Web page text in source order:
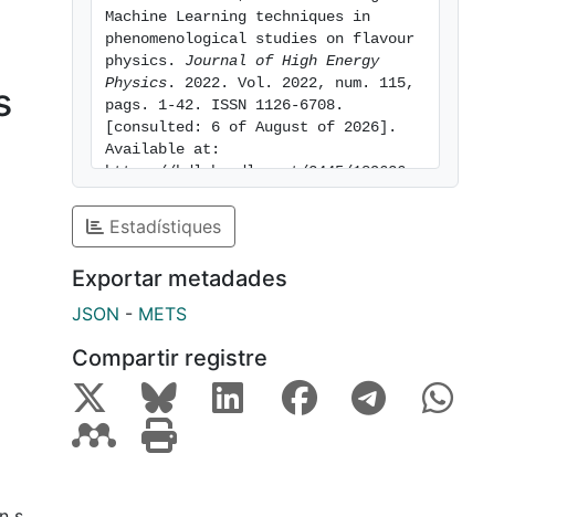
Machine Learning techniques in
phenomenological studies on flavour
physics. Journal of High Energy
Physics . 2022. Vol. 2022, num. 115,
pags. 1-42. ISSN 1126-6708.
[consulted: 6 of August of 2026].
Available at:
https://hdl.handle.net/2445/189626
Estadístiques
Exportar metadades
JSON - METS
Compartir registre